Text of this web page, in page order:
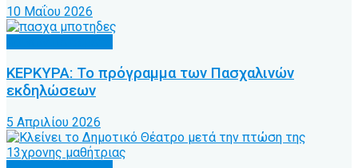
10 Μαΐου 2026
ΚΕΡΚΥΡΑ: Το πρόγραμμα των Πασχαλινών
εκδηλώσεων
5 Απριλίου 2026